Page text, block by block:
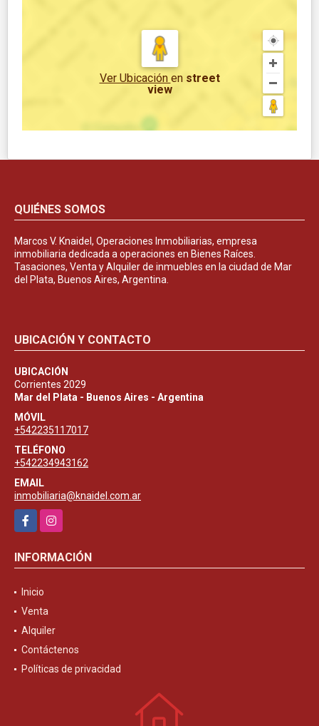
Ver Ubicación en street
view
QUIÉNES SOMOS
Marcos V. Knaidel, Operaciones Inmobiliarias, empresa
inmobiliaria dedicada a operaciones en Bienes Raíces.
Tasaciones, Venta y Alquiler de inmuebles en la ciudad de Mar
del Plata, Buenos Aires, Argentina.
UBICACIÓN Y CONTACTO
UBICACIÓN
Corrientes 2029
Mar del Plata - Buenos Aires - Argentina
MÓVIL
+542235117017
TELÉFONO
+542234943162
EMAIL
inmobiliaria@knaidel.com.ar
FacebookInstagram
INFORMACIÓN
Inicio
Venta
Alquiler
Contáctenos
Políticas de privacidad